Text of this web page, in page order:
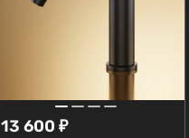
13 600 ₽